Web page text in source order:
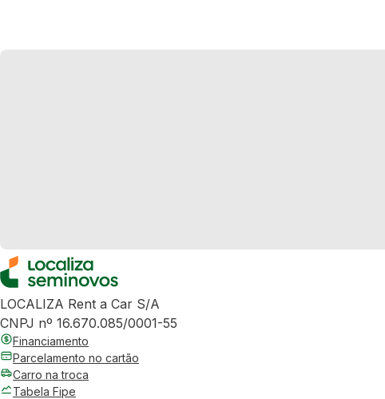
LOCALIZA Rent a Car S/A
CNPJ nº 16.670.085/0001-55
Financiamento
Parcelamento no cartão
Carro na troca
Tabela Fipe